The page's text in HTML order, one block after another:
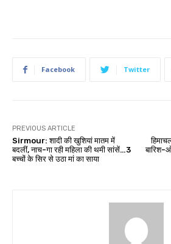
Facebook Twitter
PREVIOUS ARTICLE
Sirmour: शादी की खुशियां मातम में
बदलीं, नाच-गा रही महिला की थमी सांसें…3
बच्चों के सिर से उठा मां का साया
बारिश-